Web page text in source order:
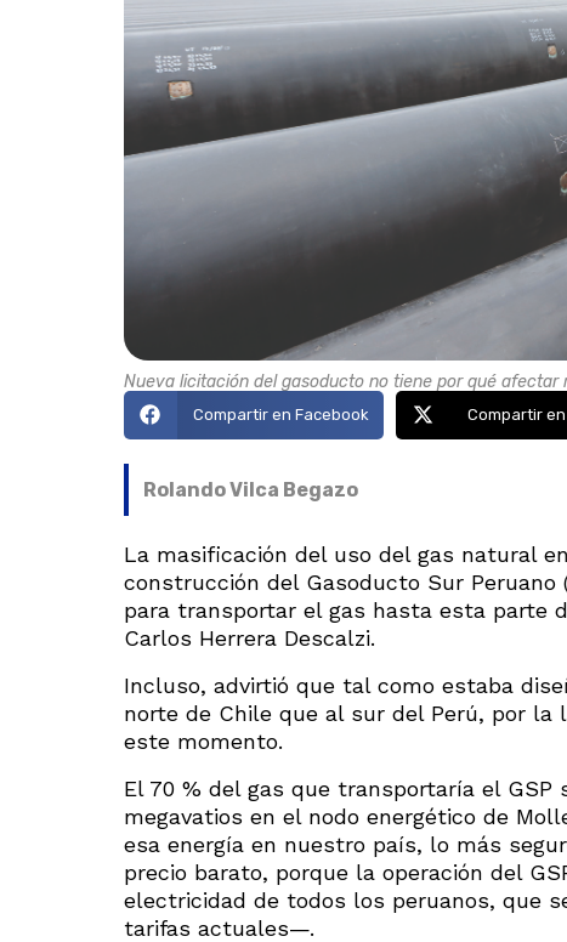
Nueva licitación del gasoducto no tiene por qué afectar
Compartir en Facebook Compartir en
Rolando Vilca Begazo
La masificación del uso del gas natural
construcción del Gasoducto Sur Peruano
para transportar el gas hasta esta parte
Carlos Herrera Descalzi.
Incluso, advirtió que tal como estaba
norte de Chile que al sur del Perú, por
este momento.
El 70 % del gas que transportaría el
megavatios en el nodo energético de
esa energía en nuestro país, lo más
precio barato, porque la operación del
electricidad de todos los peruanos, que
tarifas actuales—.